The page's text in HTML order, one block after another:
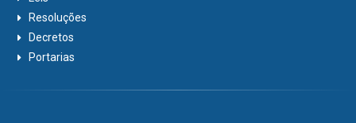
Resoluções
Decretos
Portarias